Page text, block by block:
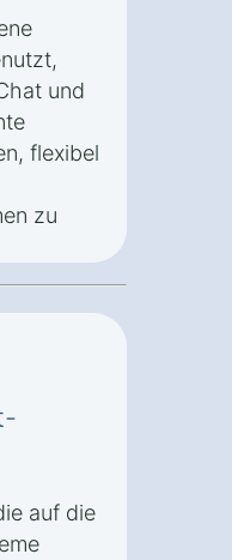
und
flexibel
zu
auf die